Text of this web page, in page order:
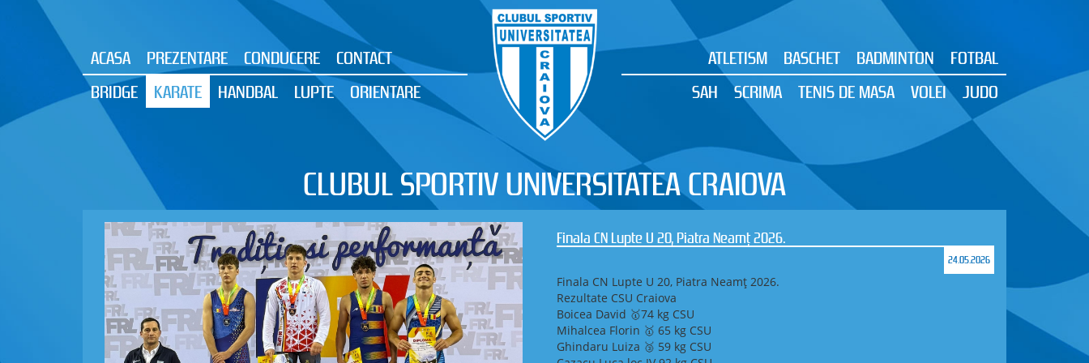
ACASA PREZENTARE CONDUCERE
CONTACT
BRIDGE
KARATE HANDBAL LUPTE ORIENTARE
ATLETISM BASCHET BADMINTON
FOTBAL
SAH
SCRIMA TENIS DE MASA VOLEI JUDO
CLUBUL SPORTIV UNIVERSITATEA CRAIOVA
Finala CN Lupte U 20, Piatra Neamț 2026.
24.05.2026
Finala CN Lupte U 20, Piatra Neamț 2026.
Rezultate CSU Craiova
Boicea David 🥇74 kg CSU
Mihalcea Florin 🥇 65 kg CSU
Ghindaru Luiza 🥉 59 kg CSU